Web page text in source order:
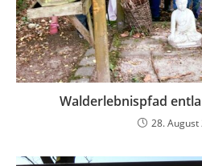
Walderlebnispfad
28. August